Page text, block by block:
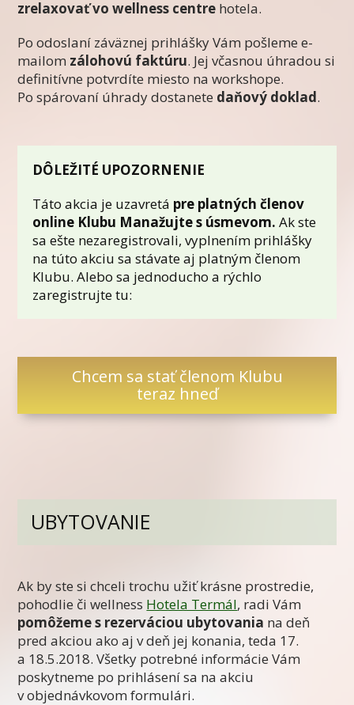
zrelaxovať vo wellness centre hotela.
Po odoslaní záväznej prihlášky Vám pošleme e-
mailom zálohovú faktúru. Jej včasnou úhradou si
definitívne potvrdíte miesto na workshope.
Po spárovaní úhrady dostanete daňový doklad.
DÔLEŽITÉ UPOZORNENIE
Táto akcia je uzavretá pre platných členov
online Klubu Manažujte s úsmevom. Ak ste
sa ešte nezaregistrovali, vyplnením prihlášky
na túto akciu sa stávate aj platným členom
Klubu. Alebo sa jednoducho a rýchlo
zaregistrujte tu:
Chcem sa stať členom Klubu
teraz hneď
UBYTOVANIE
Ak by ste si chceli trochu užiť krásne prostredie,
pohodlie či wellness Hotela Termál, radi Vám
pomôžeme s rezerváciou ubytovania na deň
pred akciou ako aj v deň jej konania, teda 17.
a 18.5.2018. Všetky potrebné informácie Vám
poskytneme po prihlásení sa na akciu
v objednávkovom formulári.